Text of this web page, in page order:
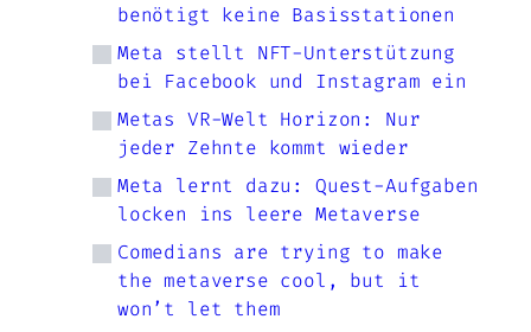
benötigt keine Basisstationen
Meta stellt NFT-Unterstützung
bei Facebook und Instagram ein
Metas VR-Welt Horizon: Nur
jeder Zehnte kommt wieder
Meta lernt dazu: Quest-Aufgaben
locken ins leere Metaverse
Comedians are trying to make
the metaverse cool, but it
won’t let them